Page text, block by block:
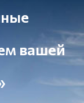
вашей